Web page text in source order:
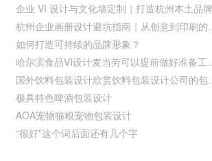
杭州企业画册
如何打造可持续的品牌形象？
哈尔滨食品VI设计
国外饮料包装
极具特色啤酒包装设计
AOA宠物猫粮宠物包装设计
“很好”这个词后面还有几个字